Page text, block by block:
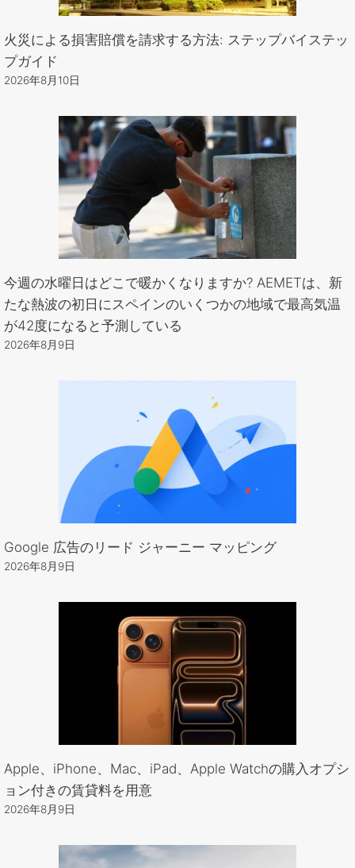
火災による損害賠償を請求する方法: ステップバイステッ
プガイド
2026年8月10日
今週の水曜日はどこで暖かくなりますか? AEMETは、新
たな熱波の初日にスペインのいくつかの地域で最高気温
が42度になると予測している
2026年8月9日
Google 広告のリード ジャーニー マッピング
2026年8月9日
Apple、iPhone、Mac、iPad、Apple Watchの購入オプシ
ョン付きの賃貸料を用意
2026年8月9日